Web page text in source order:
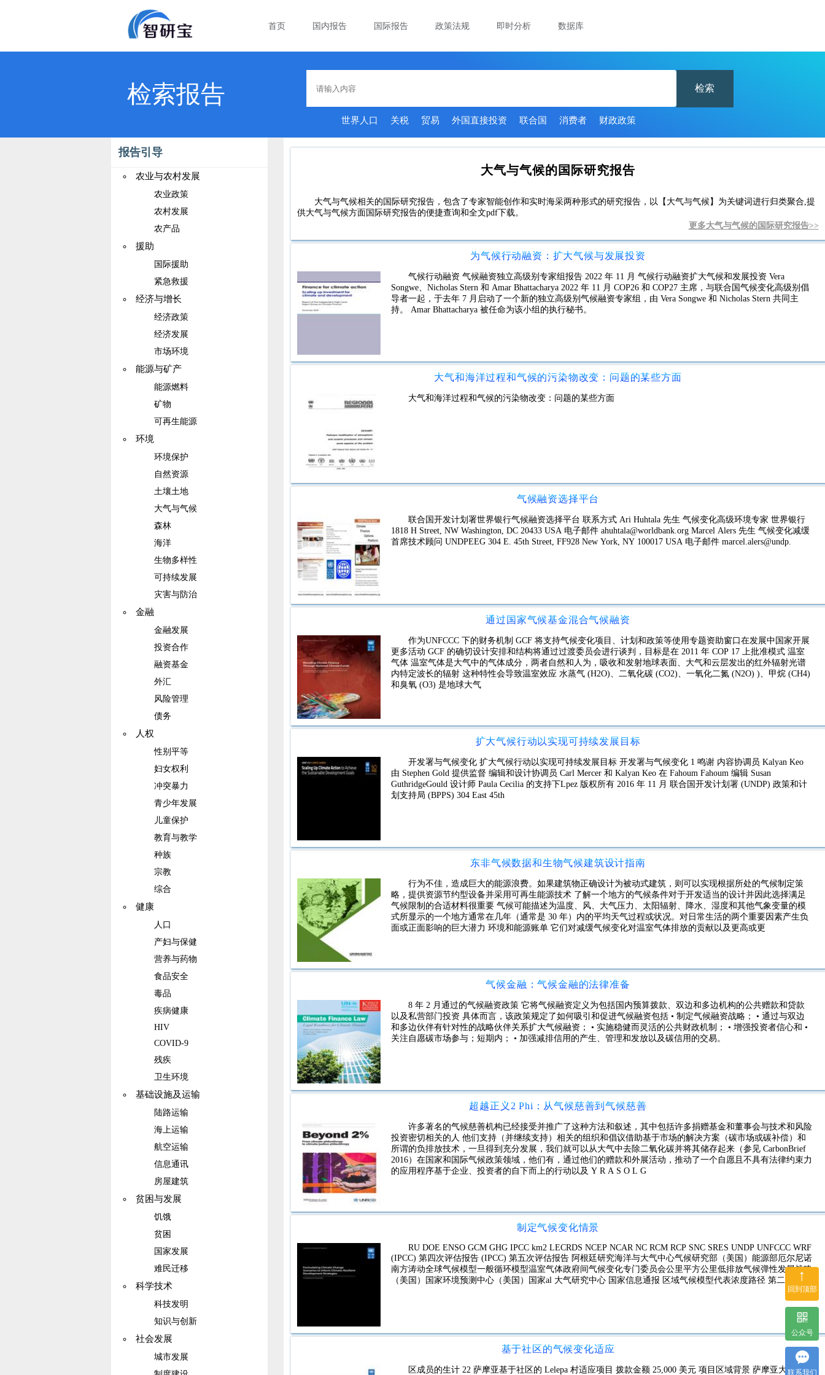
首页 国内报告 国际报告 政策法规 即时分析 数据库
检索报告 检索
世界人口 关税 贸易 外国直接投资 联合国 消费者 财政政策
报告引导
农业与农村发展
农业政策
农村发展
农产品
援助
国际援助
紧急救援
经济与增长
经济政策
经济发展
市场环境
能源与矿产
能源燃料
矿物
可再生能源
环境
环境保护
自然资源
土壤土地
大气与气候
森林
海洋
生物多样性
可持续发展
灾害与防治
金融
金融发展
投资合作
融资基金
外汇
风险管理
债务
人权
性别平等
妇女权利
冲突暴力
青少年发展
儿童保护
教育与教学
种族
宗教
综合
健康
人口
产妇与保健
营养与药物
食品安全
毒品
疾病健康
HIV
COVID-9
残疾
卫生环境
基础设施及运输
陆路运输
海上运输
航空运输
信息通讯
房屋建筑
贫困与发展
饥饿
贫困
国家发展
难民迁移
科学技术
科技发明
知识与创新
社会发展
城市发展
大气与气候的国际研究报告
大气与气候相关的国际研究报告，包含了专家智能创作和实时海采两种形式的研究报告，以【大气与气候】为关键词进行归类聚合,提
供大气与气候方面国际研究报告的便捷查询和全文pdf下载。
更多大气与气候的国际研究报告>>
为气候行动融资：扩大气候与发展投资
气候行动融资 气候融资独立高级别专家组报告 2022 年 11 月 气候行动融资扩大气候和发展投资 Vera
Songwe、Nicholas Stern 和 Amar Bhattacharya 2022 年 11 月 COP26 和 COP27 主席，与联合国气候变化高级别倡
导者一起，于去年 7 月启动了一个新的独立高级别气候融资专家组，由 Vera Songwe 和 Nicholas Stern 共同主
持。 Amar Bhattacharya 被任命为该小组的执行秘书。
大气和海洋过程和气候的污染物改变：问题的某些方面
大气和海洋过程和气候的污染物改变：问题的某些方面
气候融资选择平台
联合国开发计划署世界银行气候融资选择平台 联系方式 Ari Huhtala 先生 气候变化高级环境专家 世界银行
1818 H Street, NW Washington, DC 20433 USA 电子邮件 ahuhtala@worldbank.org Marcel Alers 先生 气候变化减缓
首席技术顾问 UNDPEEG 304 E. 45th Street, FF928 New York, NY 100017 USA 电子邮件 marcel.alers@undp.
通过国家气候基金混合气候融资
作为UNFCCC 下的财务机制 GCF 将支持气候变化项目、计划和政策等使用专题资助窗口在发展中国家开展
更多活动 GCF 的确切设计安排和结构将通过过渡委员会进行谈判，目标是在 2011 年 COP 17 上批准模式 温室
气体 温室气体是大气中的气体成分，两者自然和人为，吸收和发射地球表面、大气和云层发出的红外辐射光谱
内特定波长的辐射 这种特性会导致温室效应 水蒸气 (H2O)、二氧化碳 (CO2)、一氧化二氮 (N2O) )、甲烷 (CH4)
和臭氧 (O3) 是地球大气
扩大气候行动以实现可持续发展目标
开发署与气候变化 扩大气候行动以实现可持续发展目标 开发署与气候变化 1 鸣谢 内容协调员 Kalyan Keo
由 Stephen Gold 提供监督 编辑和设计协调员 Carl Mercer 和 Kalyan Keo 在 Fahoum Fahoum 编辑 Susan
GuthridgeGould 设计师 Paula Cecilia 的支持下Lpez 版权所有 2016 年 11 月 联合国开发计划署 (UNDP) 政策和计
划支持局 (BPPS) 304 East 45th
东非气候数据和生物气候建筑设计指南
行为不佳，造成巨大的能源浪费。如果建筑物正确设计为被动式建筑，则可以实现根据所处的气候制定策
略，提供资源节约型设备并采用可再生能源技术 了解一个地方的气候条件对于开发适当的设计并因此选择满足
气候限制的合适材料很重要 气候可能描述为温度、风、大气压力、太阳辐射、降水、湿度和其他气象变量的模
式所显示的一个地方通常在几年（通常是 30 年）内的平均天气过程或状况。对日常生活的两个重要因素产生负
面或正面影响的巨大潜力 环境和能源账单 它们对减缓气候变化对温室气体排放的贡献以及更高或更
气候金融：气候金融的法律准备
8 年 2 月通过的气候融资政策 它将气候融资定义为包括国内预算拨款、双边和多边机构的公共赠款和贷款
以及私营部门投资 具体而言，该政策规定了如何吸引和促进气候融资包括 • 制定气候融资战略； • 通过与双边
和多边伙伴有针对性的战略伙伴关系扩大气候融资； • 实施稳健而灵活的公共财政机制； • 增强投资者信心和 •
关注自愿碳市场参与；短期内； • 加强减排信用的产生、管理和发放以及碳信用的交易。
超越正义2 Phi：从气候慈善到气候慈善
许多著名的气候慈善机构已经接受并推广了这种方法和叙述，其中包括许多捐赠基金和董事会与技术和风险
投资密切相关的人 他们支持（并继续支持）相关的组织和倡议借助基于市场的解决方案（碳市场或碳补偿）和
所谓的负排放技术，一旦得到充分发展，我们就可以从大气中去除二氧化碳并将其储存起来（参见 CarbonBrief
2016）在国家和国际气候政策领域，他们有，通过他们的赠款和外展活动，推动了一个自愿且不具有法律约束力
的应用程序基于企业、投资者的自下而上的行动以及 Y R A S O L G
制定气候变化情景
RU DOE ENSO GCM GHG IPCC km2 LECRDS NCEP NCAR NC RCM RCP SNC SRES UNDP UNFCCC WRF
(IPCC) 第四次评估报告 (IPCC) 第五次评估报告 阿根廷研究海洋与大气中心气候研究部（美国）能源部厄尔尼诺
南方涛动全球气候模型一般循环模型温室气体政府间气候变化专门委员会公里平方公里低排放气候弹性发展战略
（美国）国家环境预测中心（美国）国家al 大气研究中心 国家信息通报 区域气候模型代表浓度路径 第二次
基于社区的气候变化适应
区成员的生计 22 萨摩亚基于社区的 Lelepa 村适应项目 拨款金额 25,000 美元 项目区域背景 萨摩亚大部分人
↑
回到顶部
公众号
联系我们